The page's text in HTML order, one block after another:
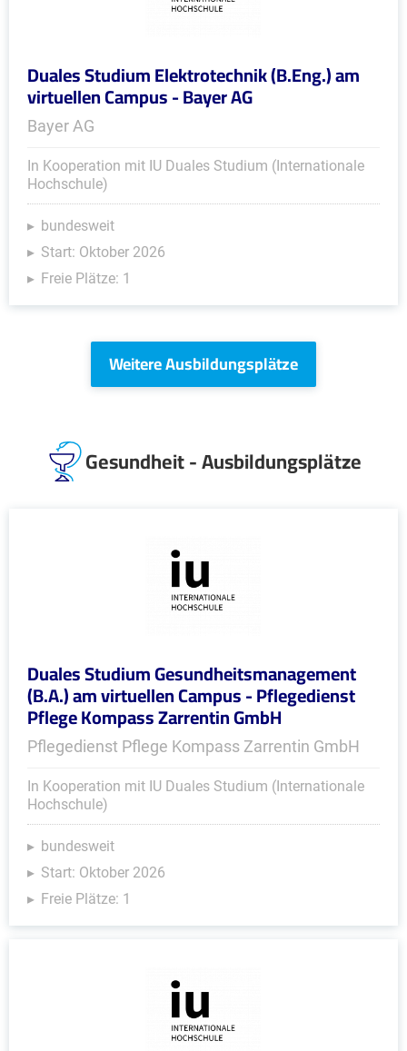
Duales Studium Elektrotechnik (B.Eng.) am
virtuellen Campus - Bayer AG
Bayer AG
In Kooperation mit IU Duales Studium (Internationale
Hochschule)
bundesweit
Start: Oktober 2026
Freie Plätze: 1
Weitere Ausbildungsplätze
Gesundheit - Ausbildungsplätze
Duales Studium Gesundheitsmanagement
(B.A.) am virtuellen Campus - Pflegedienst
Pflege Kompass Zarrentin GmbH
Pflegedienst Pflege Kompass Zarrentin GmbH
In Kooperation mit IU Duales Studium (Internationale
Hochschule)
bundesweit
Start: Oktober 2026
Freie Plätze: 1